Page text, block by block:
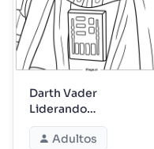
Darth Vader
Liderando
Stormtroopers para a
BatalhaAdultos